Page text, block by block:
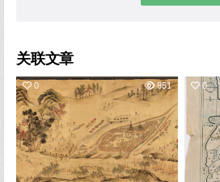
关联文章
0 851 0